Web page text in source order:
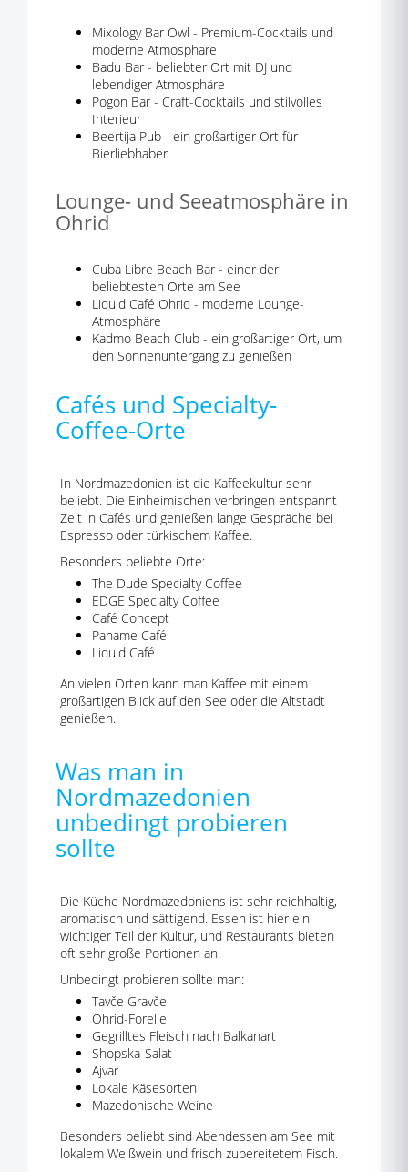
Mixology Bar Owl - Premium-Cocktails und
moderne Atmosphäre
Badu Bar - beliebter Ort mit DJ und
lebendiger Atmosphäre
Pogon Bar - Craft-Cocktails und stilvolles
Interieur
Beertija Pub - ein großartiger Ort für
Bierliebhaber
Lounge- und Seeatmosphäre in
Ohrid
Cuba Libre Beach Bar - einer der
beliebtesten Orte am See
Liquid Café Ohrid - moderne Lounge-
Atmosphäre
Kadmo Beach Club - ein großartiger Ort, um
den Sonnenuntergang zu genießen
Cafés und Specialty-
Coffee-Orte
In Nordmazedonien ist die Kaffeekultur sehr
beliebt. Die Einheimischen verbringen entspannt
Zeit in Cafés und genießen lange Gespräche bei
Espresso oder türkischem Kaffee.
Besonders beliebte Orte:
The Dude Specialty Coffee
EDGE Specialty Coffee
Café Concept
Paname Café
Liquid Café
An vielen Orten kann man Kaffee mit einem
großartigen Blick auf den See oder die Altstadt
genießen.
Was man in
Nordmazedonien
unbedingt probieren
sollte
Die Küche Nordmazedoniens ist sehr reichhaltig,
aromatisch und sättigend. Essen ist hier ein
wichtiger Teil der Kultur, und Restaurants bieten
oft sehr große Portionen an.
Unbedingt probieren sollte man:
Tavče Gravče
Ohrid-Forelle
Gegrilltes Fleisch nach Balkanart
Shopska-Salat
Ajvar
Lokale Käsesorten
Mazedonische Weine
Besonders beliebt sind Abendessen am See mit
lokalem Weißwein und frisch zubereitetem Fisch.